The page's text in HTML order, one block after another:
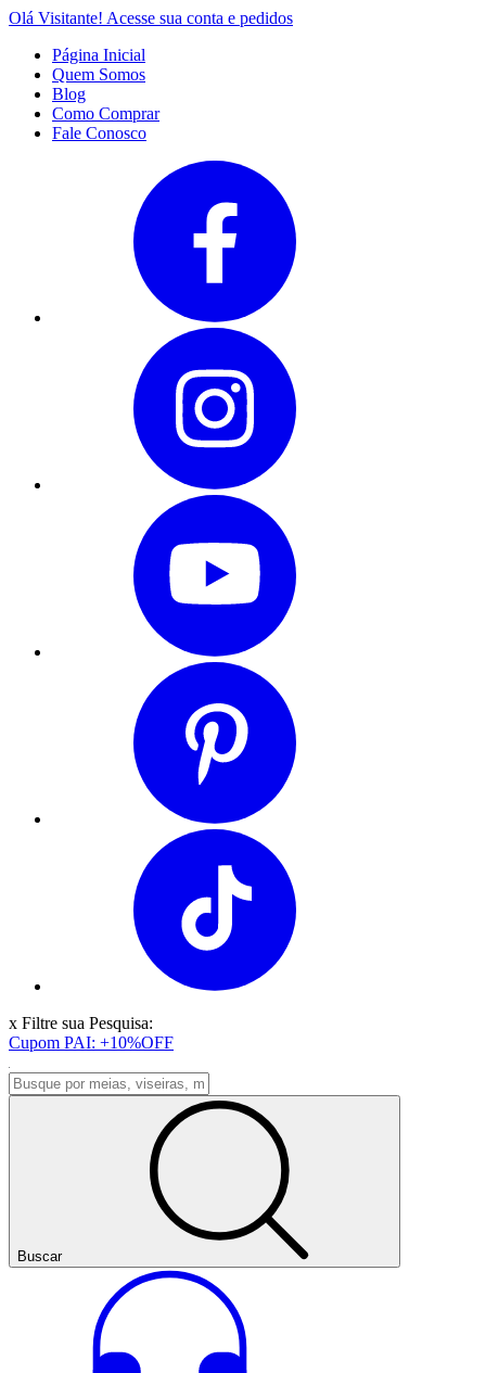
Olá Visitante! Acesse sua conta e pedidos
Página Inicial
Quem Somos
Blog
Como Comprar
Fale Conosco
x Filtre sua Pesquisa:
Cupom PAI: +10%OFF
Buscar